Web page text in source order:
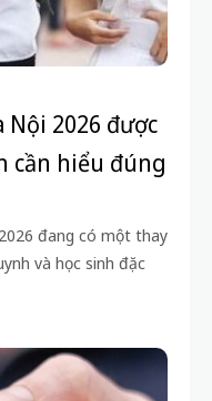
Nội 2026 được
cần hiểu đúng
đang có một thay
và học sinh đặc